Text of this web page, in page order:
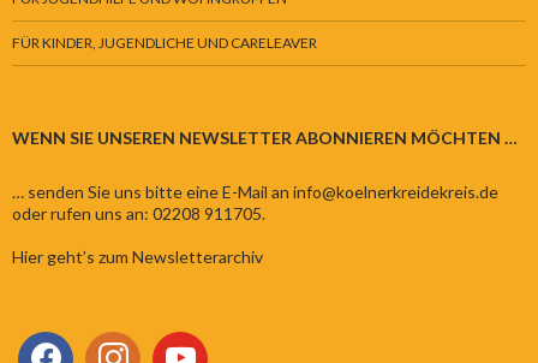
FÜR KINDER, JUGENDLICHE UND CARELEAVER
WENN SIE UNSEREN NEWSLETTER ABONNIEREN MÖCHTEN …
… senden Sie uns bitte eine E-Mail an info@koelnerkreidekreis.de
oder rufen uns an: 02208 911705.
Hier geht’s zum Newsletterarchiv